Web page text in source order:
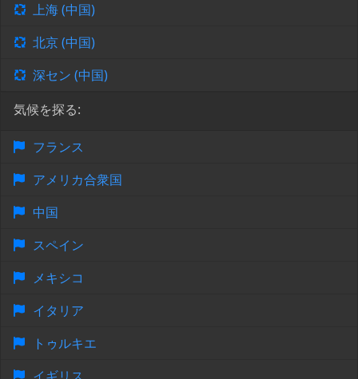
上海 (中国)
北京 (中国)
深セン (中国)
気候を探る:
フランス
アメリカ合衆国
中国
スペイン
メキシコ
イタリア
トゥルキエ